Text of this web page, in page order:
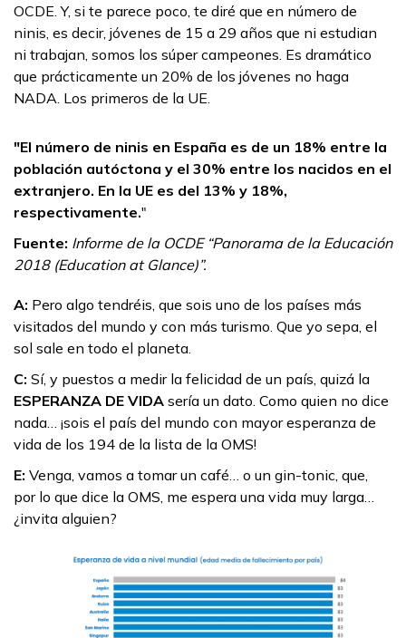
OCDE. Y, si te parece poco, te diré que en número de
ninis, es decir, jóvenes de 15 a 29 años que ni estudian
ni trabajan, somos los súper campeones. Es dramático
que prácticamente un 20% de los jóvenes no haga
NADA. Los primeros de la UE.
"El número de ninis en España es de un 18% entre la
población autóctona y el 30% entre los nacidos en el
extranjero. En la UE es del 13% y 18%,
respectivamente."
Fuente: Informe de la OCDE “Panorama de la Educación
2018 (Education at Glance)”.
A: Pero algo tendréis, que sois uno de los países más
visitados del mundo y con más turismo. Que yo sepa, el
sol sale en todo el planeta.
C: Sí, y puestos a medir la felicidad de un país, quizá la
ESPERANZA DE VIDA sería un dato. Como quien no dice
nada… ¡sois el país del mundo con mayor esperanza de
vida de los 194 de la lista de la OMS!
E: Venga, vamos a tomar un café… o un gin-tonic, que,
por lo que dice la OMS, me espera una vida muy larga…
¿invita alguien?